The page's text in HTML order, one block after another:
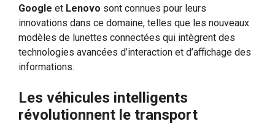
Google et Lenovo sont connues pour leurs
innovations dans ce domaine, telles que les nouveaux
modèles de lunettes connectées qui intègrent des
technologies avancées d’interaction et d’affichage des
informations.
Les véhicules intelligents
révolutionnent le transport